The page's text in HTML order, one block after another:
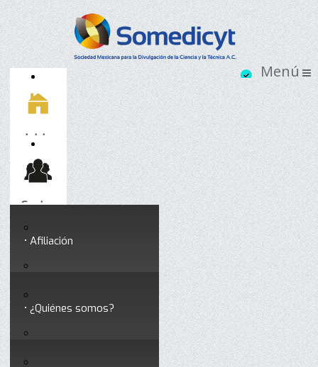
Inicio
Socios
Afiliación
Testimonios
Somedicyt
¿Quiénes somos?
Servicios